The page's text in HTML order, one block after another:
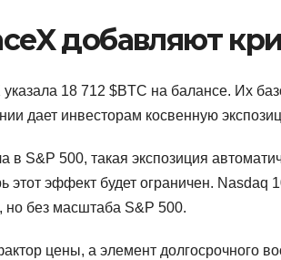
добавляют
18 712 $BTC на балансе. Их
дает инвесторам косвенную
S&P 500, такая экспозиция
этот эффект будет ограничен. Nasdaq
но без масштаба S&P 500.
цены, а элемент долгосрочного